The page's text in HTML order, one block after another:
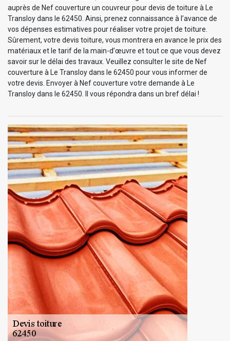
auprès de Nef couverture un couvreur pour devis de toiture à Le
Transloy dans le 62450. Ainsi, prenez connaissance à l’avance de
vos dépenses estimatives pour réaliser votre projet de toiture.
Sûrement, votre devis toiture, vous montrera en avance le prix des
matériaux et le tarif de la main-d’œuvre et tout ce que vous devez
savoir sur le délai des travaux. Veuillez consulter le site de Nef
couverture à Le Transloy dans le 62450 pour vous informer de
votre devis. Envoyer à Nef couverture votre demande à Le
Transloy dans le 62450. Il vous répondra dans un bref délai !